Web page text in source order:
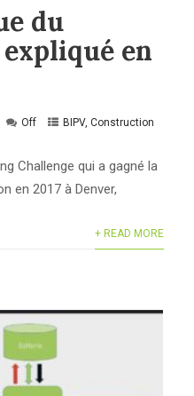
du
en
Off BIPV,Construction
Challenge qui a gagné la
en 2017 à Denver,
+ READ MORE